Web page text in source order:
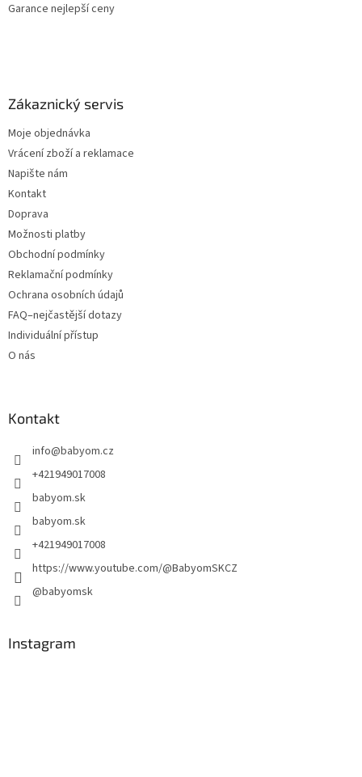
Garance nejlepší ceny
Zákaznický servis
Moje objednávka
Vrácení zboží a reklamace
Napište nám
Kontakt
Doprava
Možnosti platby
Obchodní podmínky
Reklamační podmínky
Ochrana osobních údajů
FAQ–nejčastější dotazy
Individuální přístup
O nás
Kontakt
info@babyom.cz
+421949017008
babyom.sk
babyom.sk
+421949017008
https://www.youtube.com/@BabyomSKCZ
@babyomsk
Instagram